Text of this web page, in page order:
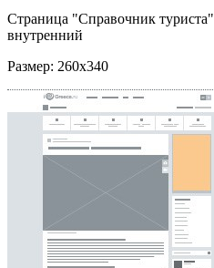
Страница "Справочник туриста"
внутренний
Размер: 260x340